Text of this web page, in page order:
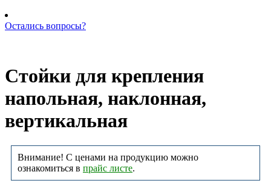
Остались вопросы?
Стойки для крепления
напольная, наклонная,
вертикальная
Внимание! С ценами на продукцию можно
ознакомиться в прайс листе.